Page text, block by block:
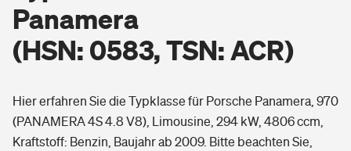
Arbeitsrechtsschutz
Wohnen
Wohngebäudeversicherung
Hausratversicherung
Elementarversicherung
Pri­vate Haft­pflicht­
Gesundheit
Panamera
(HSN: 0583, TSN: ACR)
Hier erfahren Sie die Typklasse für Porsche Panamera, 970
(PANAMERA 4S 4.8 V8), Limousine, 294 kW, 4806 ccm,
Kraftstoff: Benzin, Baujahr ab 2009. Bitte beachten Sie,